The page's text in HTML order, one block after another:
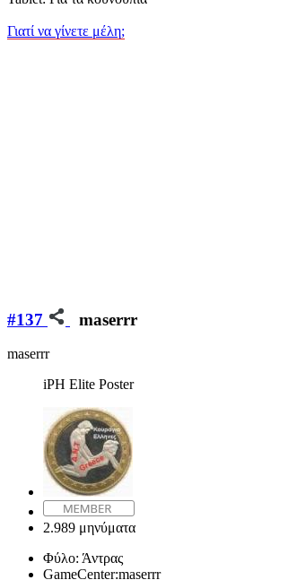
Γιατί να γίνετε μέλη;
#137 maserrr
maserrr
iPH Elite Poster
2.989 μηνύματα
Φύλο: Άντρας
GameCenter:maserrr